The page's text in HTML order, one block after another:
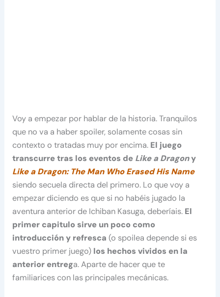
Voy a empezar por hablar de la historia. Tranquilos
que no va a haber spoiler, solamente cosas sin
contexto o tratadas muy por encima. El juego
transcurre tras los eventos de Like a Dragony
Like a Dragon: The Man Who Erased His Name
siendo secuela directa del primero. Lo que voy a
empezar diciendo es que si no habéis jugado la
aventura anterior de Ichiban Kasuga, deberíais. El
primer capitulo sirve un poco como
introducción y refresca (o spoilea depende si es
vuestro primer juego) los hechos vividos en la
anterior entrega. Aparte de hacer que te
familiarices con las principales mecánicas.